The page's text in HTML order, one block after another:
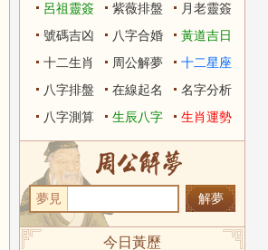
呂祖靈簽
紫薇排盤
月老靈簽
號碼吉凶
八字合婚
黃道吉日
十二生肖
周公解夢
十二星座
八字排盤
在線起名
名字分析
八字測算
生辰八字 生肖運勢
夢見
今日黃歷